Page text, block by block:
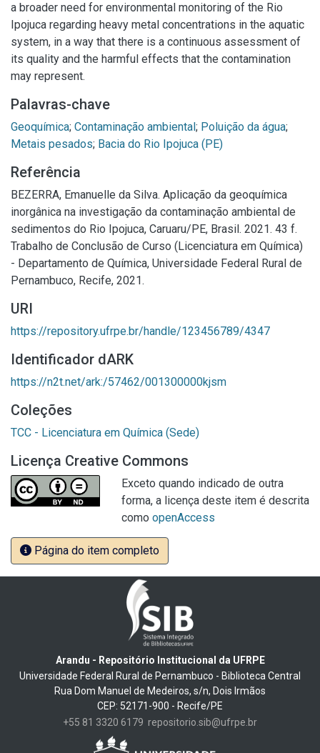
a broader need for environmental monitoring of the Rio
Ipojuca regarding heavy metal concentrations in the aquatic
system, in a way that there is a continuous assessment of
its quality and the harmful effects that the contamination
may represent.
Palavras-chave
Geoquímica; Contaminação ambiental; Poluição da água;
Metais pesados; Bacia do Rio Ipojuca (PE)
Referência
BEZERRA, Emanuelle da Silva. Aplicação da geoquímica
inorgânica na investigação da contaminação ambiental de
sedimentos do Rio Ipojuca, Caruaru/PE, Brasil. 2021. 43 f.
Trabalho de Conclusão de Curso (Licenciatura em Química)
- Departamento de Química, Universidade Federal Rural de
Pernambuco, Recife, 2021.
URI
https://repository.ufrpe.br/handle/123456789/4347
Identificador dARK
https://n2t.net/ark:/57462/001300000kjsm
Coleções
TCC - Licenciatura em Química (Sede)
Licença Creative Commons
Exceto quando indicado de outra
forma, a licença deste item é descrita
como openAccess
Página do item completo
Arandu - Repositório Institucional da UFRPE
Universidade Federal Rural de Pernambuco - Biblioteca Central
Rua Dom Manuel de Medeiros, s/n, Dois Irmãos
CEP: 52171-900 - Recife/PE
+55 81 3320 6179 repositorio.sib@ufrpe.br